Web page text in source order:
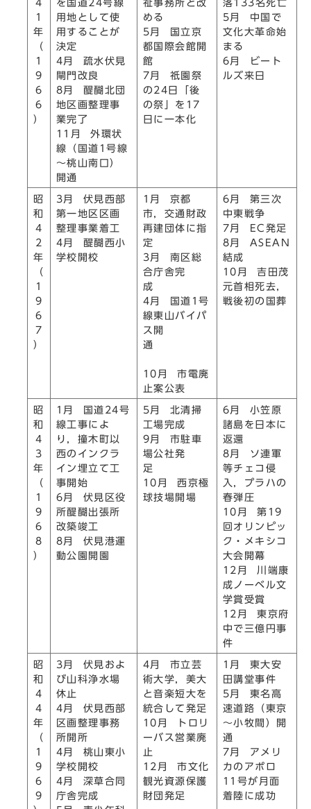
4
1
年
（
1
9
6
6
）
を国道24号線
用地として使
用することが
決定
4月 疏水伏見
閘門改良
8月 醍醐北団
地区画整理事
業完了
11月 外環状
線（国道1号線
～桃山南口）
開通
祉事務所と改
める
5月 国立京
都国際会館開
館
7月 祇園祭
の24日「後
の祭」を17
日に一本化
落133名死亡
5月 中国で
文化大革命始
まる
6月 ビート
ルズ来日
昭
和
4
2
年
（
1
9
6
7
）
3月 伏見西部
第一地区区画
整理事業着工
4月 醍醐西小
学校開校
1月 京都
市，交通財政
再建団体に指
定
3月 南区総
合庁舎完
成
4月 国道1号
線東山バイパ
ス開
通
10月 市電廃
止案公表
6月 第三次
中東戦争
7月 EC発足
8月 ASEAN
結成
10月 吉田茂
元首相死去，
戦後初の国葬
昭
和
4
3
年
（
1
9
6
8
）
1月 国道24号
線工事によ
り，撞木町以
西のインクラ
イン埋立て工
事開始
6月 伏見区役
所醍醐出張所
改築竣工
8月 伏見港運
動公園開園
5月 北清掃
工場完成
9月 市駐車
場公社発
足
10月 西京極
球技場開場
6月 小笠原
諸島を日本に
返還
8月 ソ連軍
等チェコ侵
入，プラハの
春弾圧
10月 第19
回オリンピッ
ク・メキシコ
大会開幕
12月 川端康
成ノーベル文
学賞受賞
12月 東京府
中で三億円事
件
昭
和
4
4
年
（
1
9
6
9
3月 伏見およ
び山科浄水場
休止
4月 伏見西部
区画整理事務
所開所
4月 桃山東小
学校開校
4月 深草合同
庁舎完成
4月 市立芸
術大学，美大
と音楽短大を
統合して発足
10月 トロリ
ーバス営業廃
止
12月 市文化
観光資源保護
財団発足
1月 東大安
田講堂事件
5月 東名高
速道路（東京
～小牧間）開
通
7月 アメリ
カのアポロ
11号が月面
着陸に成功